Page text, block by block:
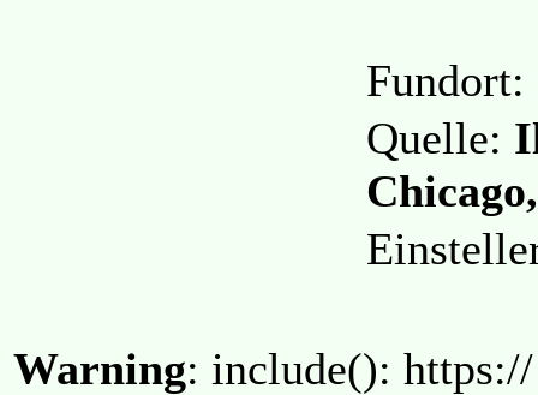
Fundort:
Quelle:
Warning: include():